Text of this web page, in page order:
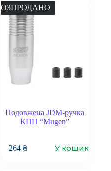
РОЗПРОДАНО
Подовжена JDM-ручка
КПП “Mugen”
264 ₴ У кошик